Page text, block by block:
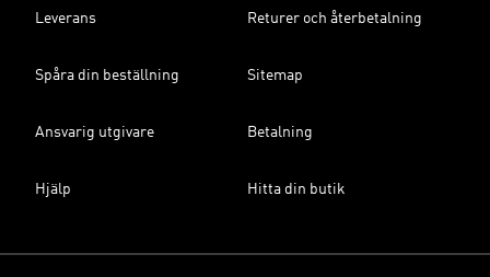
Leverans Returer och återbetalning
Spåra din beställning Sitemap
Ansvarig utgivare Betalning
Hjälp Hitta din butik